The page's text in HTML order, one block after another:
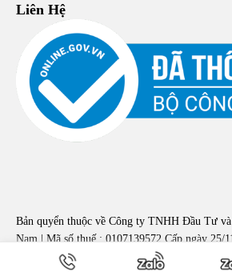
Liên Hệ
Bản quyển thuộc về Công ty TNHH Đầu Tư
Nam | Mã số thuế : 0107139572 Cấp ngày 25/
đầu tư Hà Nội